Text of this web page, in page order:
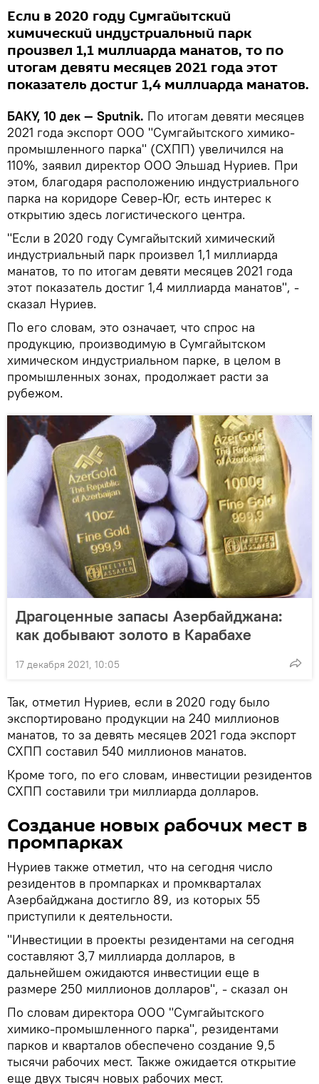
Если в 2020 году Сумгайытский
химический индустриальный парк
произвел 1,1 миллиарда манатов, то по
итогам девяти месяцев 2021 года этот
показатель достиг 1,4 миллиарда манатов.
БАКУ, 10 дек — Sputnik. По итогам девяти месяцев
2021 года экспорт ООО "Сумгайытского химико-
промышленного парка" (СХПП) увеличился на
110%, заявил директор ООО Эльшад Нуриев. При
этом, благодаря расположению индустриального
парка на коридоре Север-Юг, есть интерес к
открытию здесь логистического центра.
"Если в 2020 году Сумгайытский химический
индустриальный парк произвел 1,1 миллиарда
манатов, то по итогам девяти месяцев 2021 года
этот показатель достиг 1,4 миллиарда манатов", -
сказал Нуриев.
По его словам, это означает, что спрос на
продукцию, производимую в Сумгайытском
химическом индустриальном парке, в целом в
промышленных зонах, продолжает расти за
рубежом.
Драгоценные запасы Азербайджана:
как добывают золото в Карабахе
17 декабря 2021, 10:05
Так, отметил Нуриев, если в 2020 году было
экспортировано продукции на 240 миллионов
манатов, то за девять месяцев 2021 года экспорт
СХПП составил 540 миллионов манатов.
Кроме того, по его словам, инвестиции резидентов
СХПП составили три миллиарда долларов.
Создание новых рабочих мест в
промпарках
Нуриев также отметил, что на сегодня число
резидентов в промпарках и промкварталах
Азербайджана достигло 89, из которых 55
приступили к деятельности.
"Инвестиции в проекты резидентами на сегодня
составляют 3,7 миллиарда долларов, в
дальнейшем ожидаются инвестиции еще в
размере 250 миллионов долларов", - сказал он
По словам директора ООО "Сумгайытского
химико-промышленного парка", резидентами
парков и кварталов обеспечено создание 9,5
тысячи рабочих мест. Также ожидается открытие
еще двух тысяч новых рабочих мест.